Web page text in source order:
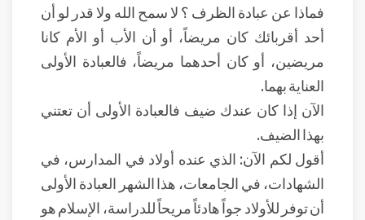
فماذا عن عبادة الظرف ؟ لا سمح الله ولا قدر لو أن
أحد أقربائك كان مريضاً، أو أن الأب أو الأم كانا
مريضين، أو كان أحدهما مريضاً، فالعبادة الأولى
العناية بهما.
الآن إذا كان عندك ضيف فالعبادة الأولى أن تعتني
بهذا الضيف.
أقول لكم الآن: الذي عنده أولاد في المدارس، في
الشهادات، في الجامعات، هذا الشهر العبادة الأولى
أن توفر للأولاد جواً هادئاً مريحاً للدراسة، الإسلام هو